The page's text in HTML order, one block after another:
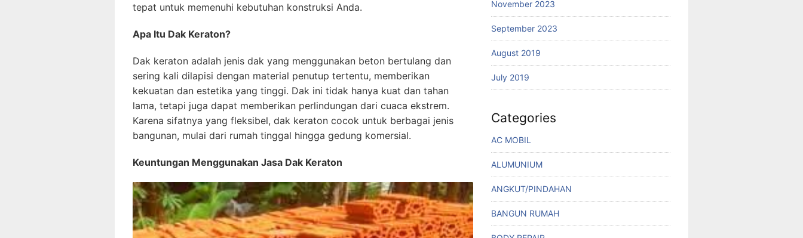
tepat untuk memenuhi kebutuhan konstruksi Anda.
Apa Itu Dak Keraton?
Dak keraton adalah jenis dak yang menggunakan beton bertulang dan
sering kali dilapisi dengan material penutup tertentu, memberikan
kekuatan dan estetika yang tinggi. Dak ini tidak hanya kuat dan tahan
lama, tetapi juga dapat memberikan perlindungan dari cuaca ekstrem.
Karena sifatnya yang fleksibel, dak keraton cocok untuk berbagai jenis
bangunan, mulai dari rumah tinggal hingga gedung komersial.
Keuntungan Menggunakan Jasa Dak Keraton
November 2023
September 2023
August 2019
July 2019
Categories
AC MOBIL
ALUMUNIUM
ANGKUT/PINDAHAN
BANGUN RUMAH